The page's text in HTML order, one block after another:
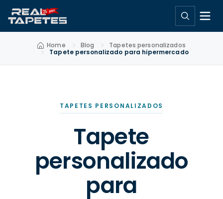
Home Blog
Tapetes personalizados
Tapete personalizado para hipermercado
TAPETES PERSONALIZADOS
Tapete
personalizado
para